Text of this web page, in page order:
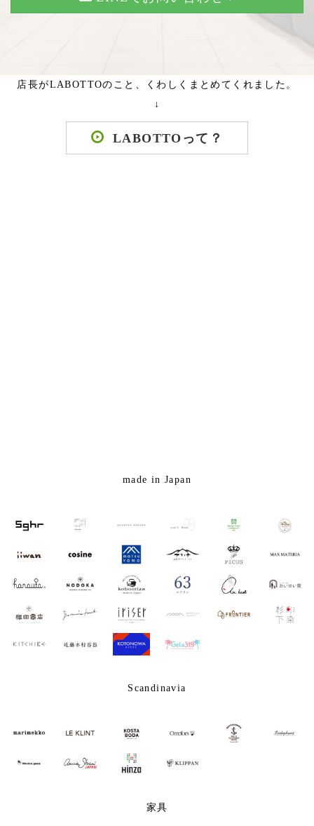
店長がLABOTTOのこと、くわしくまとめてくれました。
↓
LABOTTOって？
made in Japan
Scandinavia
家具